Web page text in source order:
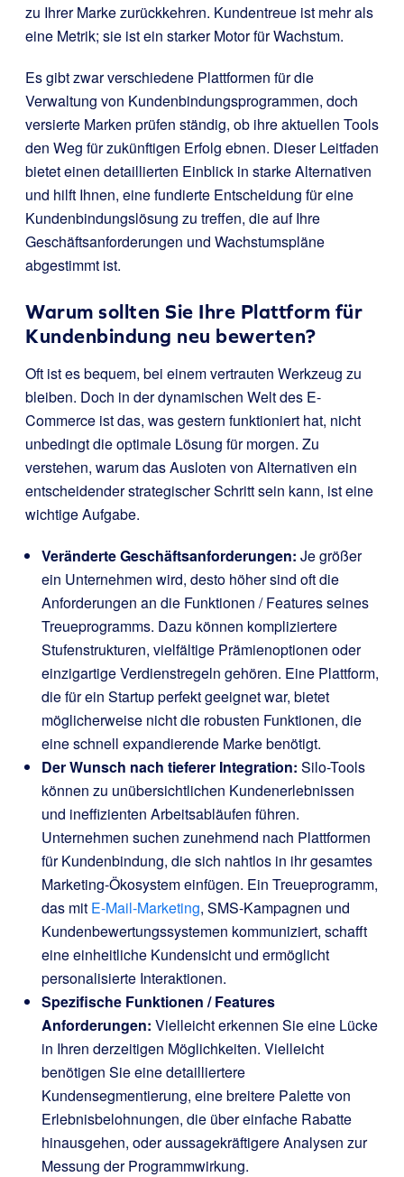
zu Ihrer Marke zurückkehren. Kundentreue ist mehr als
eine Metrik; sie ist ein starker Motor für Wachstum.
Es gibt zwar verschiedene Plattformen für die
Verwaltung von Kundenbindungsprogrammen, doch
versierte Marken prüfen ständig, ob ihre aktuellen Tools
den Weg für zukünftigen Erfolg ebnen. Dieser Leitfaden
bietet einen detaillierten Einblick in starke Alternativen
und hilft Ihnen, eine fundierte Entscheidung für eine
Kundenbindungslösung zu treffen, die auf Ihre
Geschäftsanforderungen und Wachstumspläne
abgestimmt ist.
Warum sollten Sie Ihre Plattform für
Kundenbindung neu bewerten?
Oft ist es bequem, bei einem vertrauten Werkzeug zu
bleiben. Doch in der dynamischen Welt des E-
Commerce ist das, was gestern funktioniert hat, nicht
unbedingt die optimale Lösung für morgen. Zu
verstehen, warum das Ausloten von Alternativen ein
entscheidender strategischer Schritt sein kann, ist eine
wichtige Aufgabe.
Veränderte Geschäftsanforderungen: Je größer
ein Unternehmen wird, desto höher sind oft die
Anforderungen an die Funktionen / Features seines
Treueprogramms. Dazu können kompliziertere
Stufenstrukturen, vielfältige Prämienoptionen oder
einzigartige Verdienstregeln gehören. Eine Plattform,
die für ein Startup perfekt geeignet war, bietet
möglicherweise nicht die robusten Funktionen, die
eine schnell expandierende Marke benötigt.
Der Wunsch nach tieferer Integration: Silo-Tools
können zu unübersichtlichen Kundenerlebnissen
und ineffizienten Arbeitsabläufen führen.
Unternehmen suchen zunehmend nach Plattformen
für Kundenbindung, die sich nahtlos in ihr gesamtes
Marketing-Ökosystem einfügen. Ein Treueprogramm,
das mit E-Mail-Marketing, SMS-Kampagnen und
Kundenbewertungssystemen kommuniziert, schafft
eine einheitliche Kundensicht und ermöglicht
personalisierte Interaktionen.
Spezifische Funktionen / Features
Anforderungen: Vielleicht erkennen Sie eine Lücke
in Ihren derzeitigen Möglichkeiten. Vielleicht
benötigen Sie eine detailliertere
Kundensegmentierung, eine breitere Palette von
Erlebnisbelohnungen, die über einfache Rabatte
hinausgehen, oder aussagekräftigere Analysen zur
Messung der Programmwirkung.